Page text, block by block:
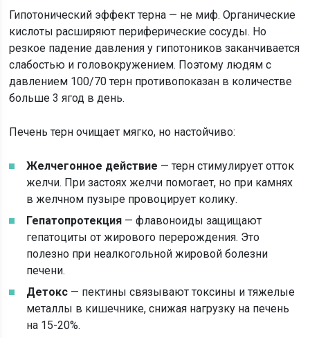
Гипотонический эффект терна — не миф. Органические
кислоты расширяют периферические сосуды. Но
резкое падение давления у гипотоников заканчивается
слабостью и головокружением. Поэтому людям с
давлением 100/70 терн противопоказан в количестве
больше 3 ягод в день.
Печень терн очищает мягко, но настойчиво:
Желчегонное действие — терн стимулирует отток
желчи. При застоях желчи помогает, но при камнях
в желчном пузыре провоцирует колику.
Гепатопротекция — флавоноиды защищают
гепатоциты от жирового перерождения. Это
полезно при неалкогольной жировой болезни
печени.
Детокс — пектины связывают токсины и тяжелые
металлы в кишечнике, снижая нагрузку на печень
на 15-20%.